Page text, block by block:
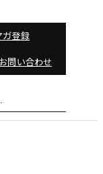
ガ登録
問い合わせ